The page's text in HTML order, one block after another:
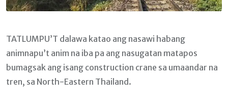
TATLUMPU’T dalawa katao ang nasawi habang
animnapu’t anim na iba pa ang nasugatan matapos
bumagsak ang isang construction crane sa umaandar na
tren, sa North-Eastern Thailand.